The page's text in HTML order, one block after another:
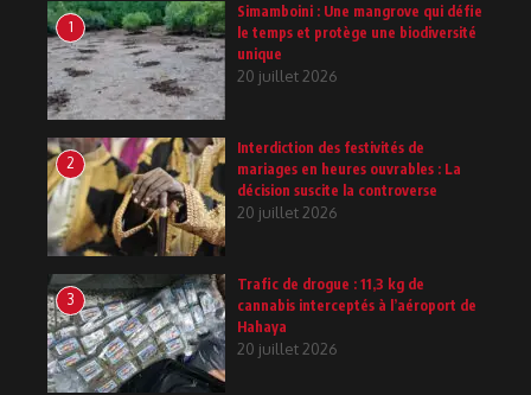
1
Simamboini : Une mangrove qui défie
le temps et protège une biodiversité
unique
20 juillet 2026
2
Interdiction des festivités de
mariages en heures ouvrables : La
décision suscite la controverse
20 juillet 2026
3
Trafic de drogue : 11,3 kg de
cannabis interceptés à l’aéroport de
Hahaya
20 juillet 2026